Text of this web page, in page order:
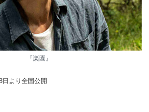
『楽園』
日より全国公開